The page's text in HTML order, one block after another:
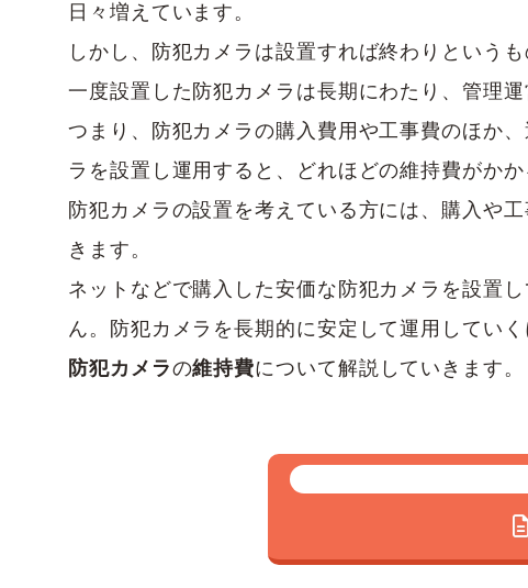
日々増えています。
しかし、防犯カメラは設置すれば終わりというも
一度設置した防犯カメラは長期にわたり、管理
つまり、防犯カメラの購入費用や工事費のほか
ラを設置し運用すると、どれほどの維持費がかか
防犯カメラの設置を考えている方には、購入や
きます。
ネットなどで購入した安価な防犯カメラを設置
ん。防犯カメラを長期的に安定して運用してい
防犯カメラの維持費について解説していきます。